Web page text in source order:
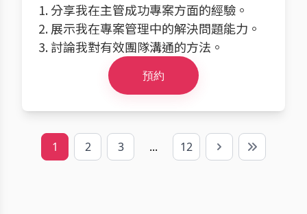
1. 分享我在主管成功專案方面的經驗。
2. 展示我在專案管理中的解決問題能力。
3. 討論我對有效團隊溝通的方法。
預約
1 2 3 ... 12 Next Last